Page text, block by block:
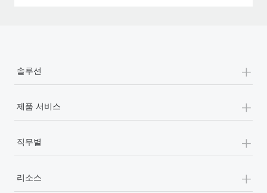
솔루션 +
제품 서비스 +
직무별 +
리소스 +